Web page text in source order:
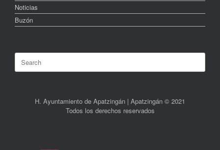
Noticias
Buzón
for:
H. Ayuntamiento de Apatzingán | Apatzingán © 2021
Todos los derechos reservados